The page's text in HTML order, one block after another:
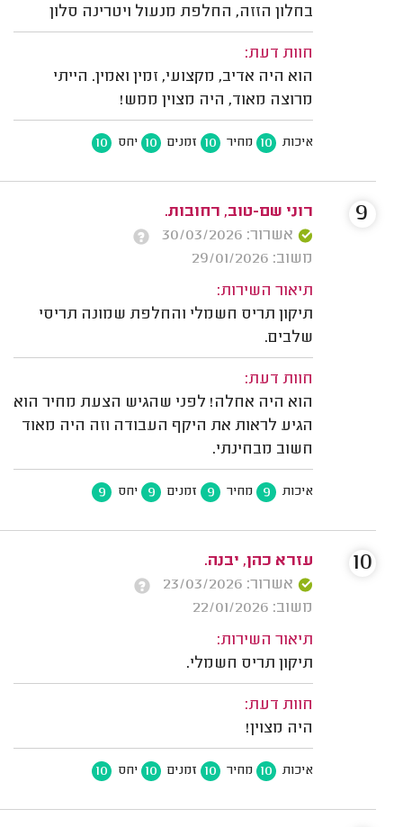
בחלון הזזה, החלפת מנעול ויטרינה סלון
חוות דעת:
הוא היה אדיב, מקצועי, זמין ואמין. הייתי
מרוצה מאוד, היה מצוין ממש!
איכות 10 מחיר 10 זמנים 10 יחס 10
רוני שם-טוב, רחובות.
אשרור: 30/03/2026
משוב: 29/01/2026
תיאור השירות:
תיקון תריס חשמלי והחלפת שמונה תריסי
שלבים.
חוות דעת:
הוא היה אחלה! לפני שהגיש הצעת מחיר הוא
הגיע לראות את היקף העבודה וזה היה מאוד
חשוב מבחינתי.
איכות 9 מחיר 9 זמנים 9 יחס 9
9
עזרא כהן, יבנה.
אשרור: 23/03/2026
משוב: 22/01/2026
תיאור השירות:
תיקון תריס חשמלי.
חוות דעת:
היה מצוין!
איכות 10 מחיר 10 זמנים 10 יחס 10
10